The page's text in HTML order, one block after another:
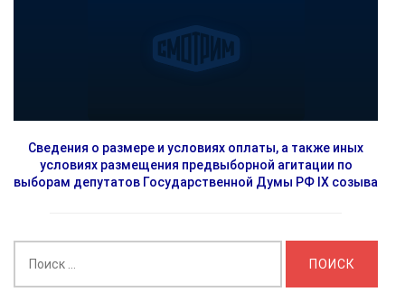
Сведения о размере и условиях оплаты, а также иных
условиях размещения предвыборной агитации по
выборам депутатов Государственной Думы РФ IX созыва